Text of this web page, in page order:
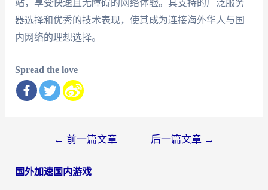
站，享受快速且无障碍的网络体验。其支持的广泛服务
器选择和优秀的技术表现，使其成为连接海外华人与国
内网络的理想选择。
Spread the love
导
← 前一篇文章 后一篇文章 →
国外加速国内游戏